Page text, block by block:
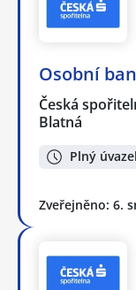
Osobní
Česká
Blatná
Plný
Zveřejněno: 6.